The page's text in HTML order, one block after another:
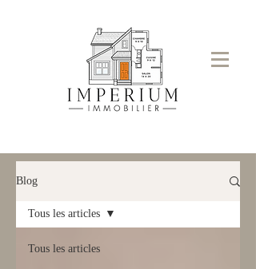
Blog
Tous les articles
Tous les articles